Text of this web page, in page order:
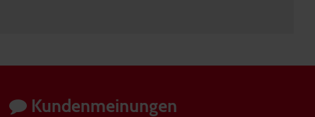
Kundenmeinungen